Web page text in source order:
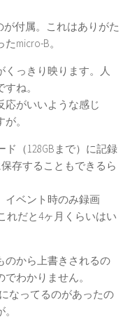
が付属。これはありがた
micro-B。
くっきり映ります。人
ね。
応がいいような感じ
。
（128GBまで）に記録
存することもできるら
イベント時のみ録画
れだと4ヶ月くらいはい
のから上書きされるの
わかりません。
なってるのがあったの